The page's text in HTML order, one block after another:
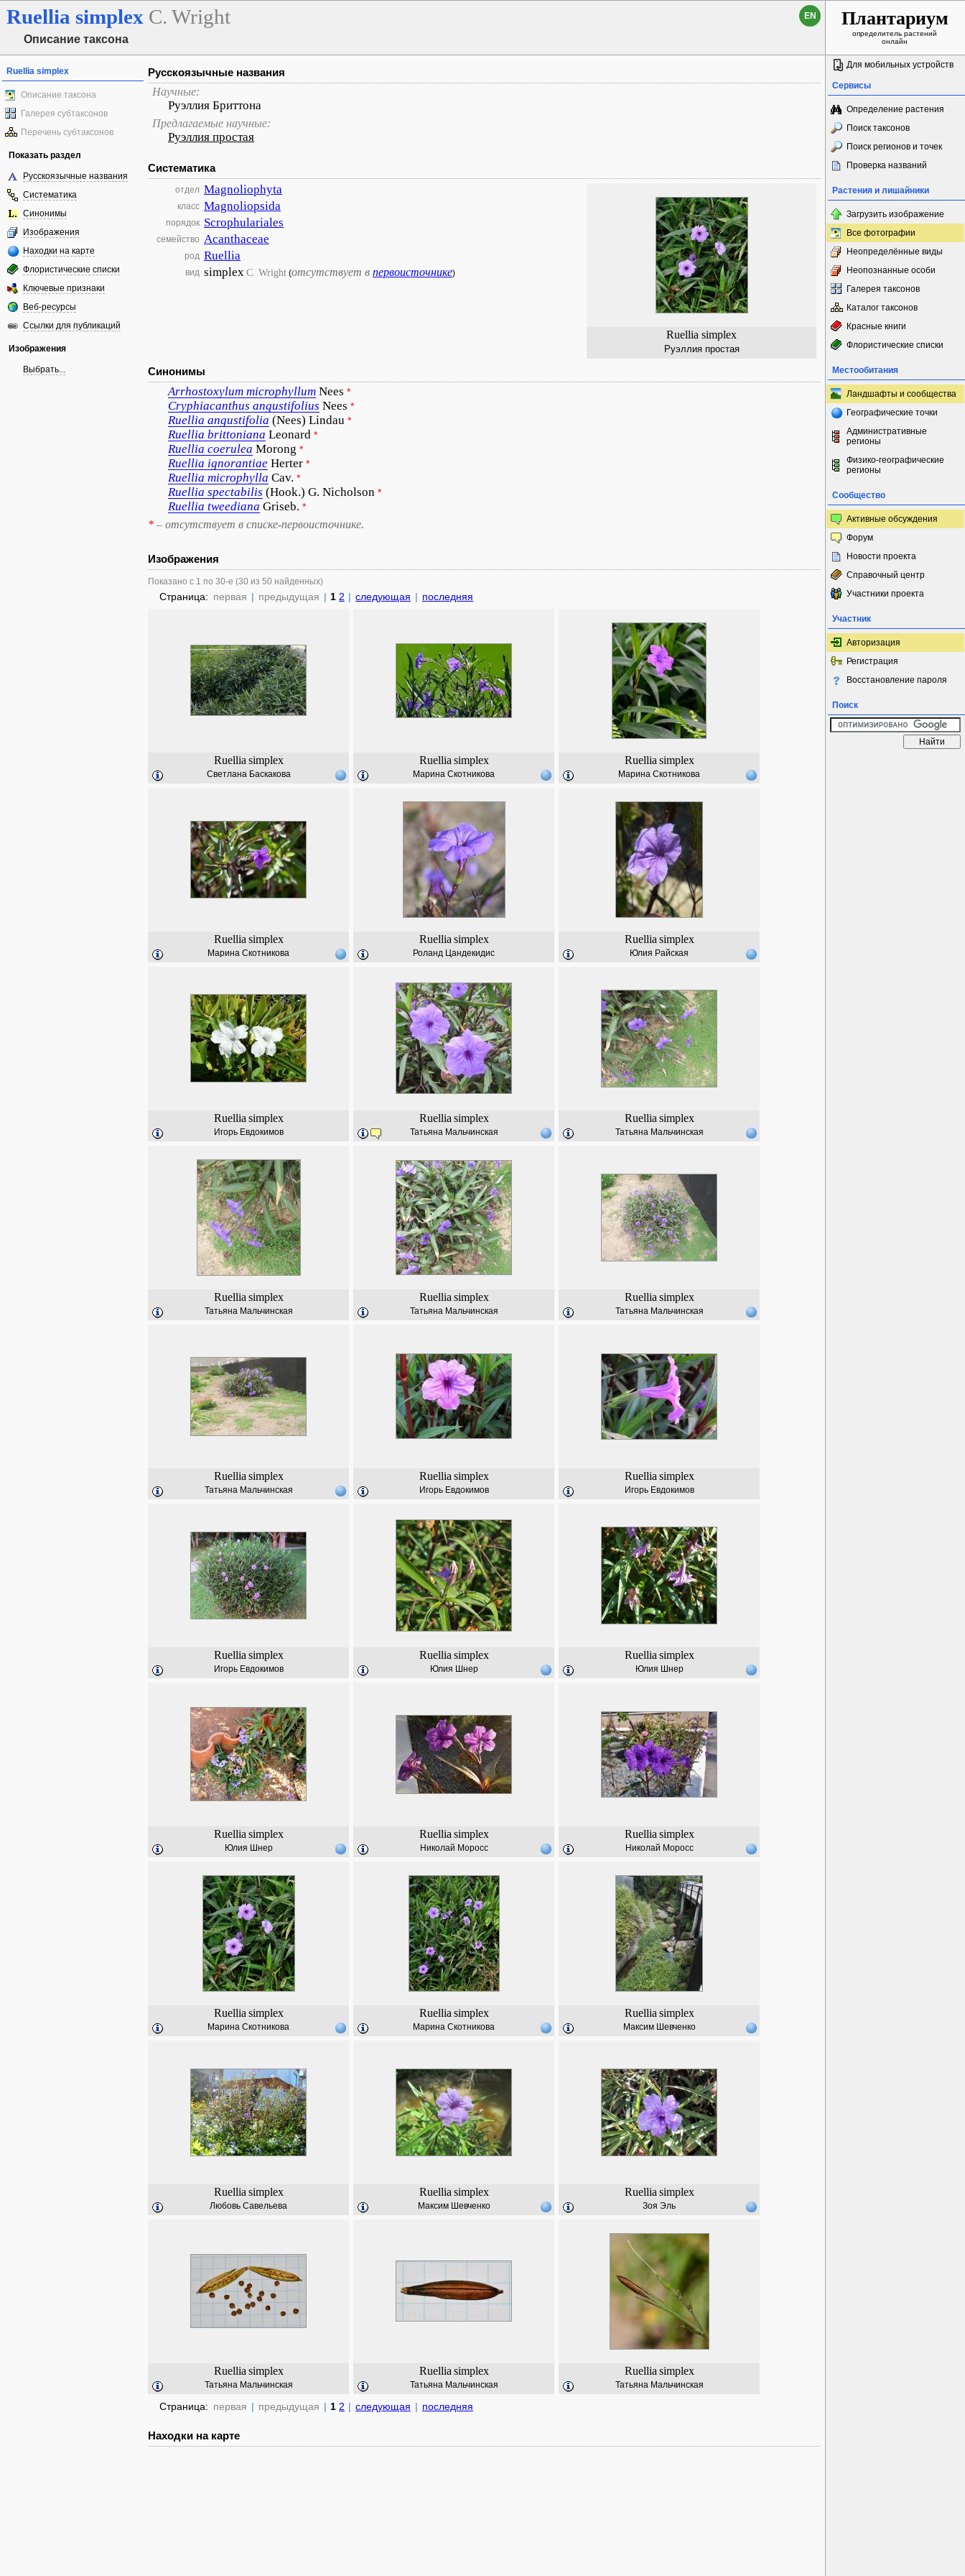
Ruellia simplex C. Wright
Описание таксона
EN Плантариум
определитель растений
онлайн
Ruellia simplex
Описание таксона
Галерея субтаксонов
Перечень субтаксонов
Показать раздел
Русскоязычные названия
Систематика
Синонимы
Изображения
Находки на карте
Флористические списки
Ключевые признаки
Веб-ресурсы
Ссылки для публикаций
Изображения
Выбрать...
Русскоязычные названия
Научные:
Руэллия Бриттона
Предлагаемые научные:
Руэллия простая
Систематика
Ruellia simplex
Руэллия простая
отдел Magnoliophyta
класс Magnoliopsida
порядок Scrophulariales
семейство Acanthaceae
род Ruellia
вид simplexC. Wright (отсутствует в первоисточнике)
Синонимы
Arrhostoxylum microphyllum Nees *
Cryphiacanthus angustifolius Nees *
Ruellia angustifolia (Nees) Lindau *
Ruellia brittoniana Leonard *
Ruellia coerulea Morong *
Ruellia ignorantiae Herter *
Ruellia microphylla Cav. *
Ruellia spectabilis (Hook.) G. Nicholson *
Ruellia tweediana Griseb. *
* – отсутствует в списке-первоисточнике.
Изображения
Показано с 1 по 30-е (30 из 50 найденных)
Страница: первая | предыдущая | 1 2 | следующая | последняя
Ruellia simplex
Светлана Баскакова
Ruellia simplex
Марина Скотникова
Ruellia simplex
Марина Скотникова
Ruellia simplex
Марина Скотникова
Ruellia simplex
Роланд Цандекидис
Ruellia simplex
Юлия Райская
Ruellia simplex
Игорь Евдокимов
Ruellia simplex
Татьяна Мальчинская
Ruellia simplex
Татьяна Мальчинская
Ruellia simplex
Татьяна Мальчинская
Ruellia simplex
Татьяна Мальчинская
Ruellia simplex
Татьяна Мальчинская
Ruellia simplex
Татьяна Мальчинская
Ruellia simplex
Игорь Евдокимов
Ruellia simplex
Игорь Евдокимов
Ruellia simplex
Игорь Евдокимов
Ruellia simplex
Юлия Шнер
Ruellia simplex
Юлия Шнер
Ruellia simplex
Юлия Шнер
Ruellia simplex
Николай Моросс
Ruellia simplex
Николай Моросс
Ruellia simplex
Марина Скотникова
Ruellia simplex
Марина Скотникова
Ruellia simplex
Максим Шевченко
Ruellia simplex
Любовь Савельева
Ruellia simplex
Максим Шевченко
Ruellia simplex
Зоя Эль
Ruellia simplex
Татьяна Мальчинская
Ruellia simplex
Татьяна Мальчинская
Ruellia simplex
Татьяна Мальчинская
Страница: первая | предыдущая | 1 2 | следующая | последняя
Находки на карте
Для мобильных устройств
Сервисы
Определение растения
Поиск таксонов
Поиск регионов и точек
Проверка названий
Растения и лишайники
Загрузить изображение
Все фотографии
Неопределённые виды
Неопознанные особи
Галерея таксонов
Каталог таксонов
Красные книги
Флористические списки
Местообитания
Ландшафты и сообщества
Географические точки
Административные
регионы
Физико-географические
регионы
Сообщество
Активные обсуждения
Форум
Новости проекта
Справочный центр
Участники проекта
Участник
Авторизация
Регистрация
Восстановление пароля
Поиск